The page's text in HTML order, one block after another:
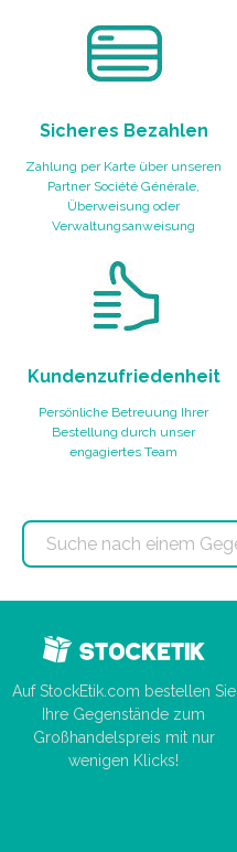
Sicheres Bezahlen
Zahlung per Karte über unseren
Partner Société Générale,
Überweisung oder
Verwaltungsanweisung
Kundenzufriedenheit
Persönliche Betreuung Ihrer
Bestellung durch unser
engagiertes Team
Auf StockEtik.com bestellen Sie
Ihre Gegenstände zum
Großhandelspreis mit nur
wenigen Klicks!